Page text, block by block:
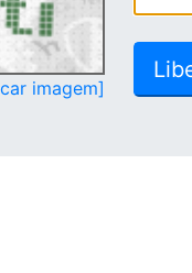
imagem]